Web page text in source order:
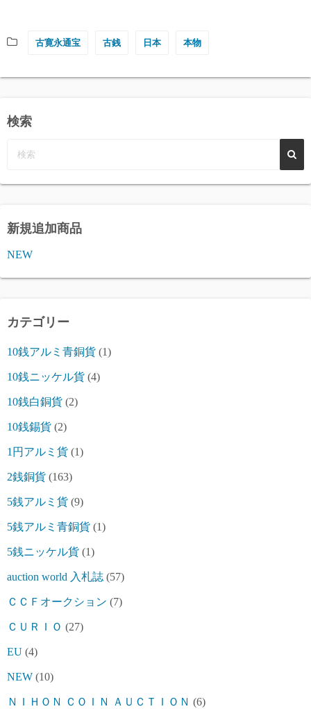
古寛永通宝 古銭 日本 本物
検索
新規追加商品
NEW
カテゴリー
10銭アルミ青銅貨 (1)
10銭ニッケル貨 (4)
10銭白銅貨 (2)
10銭錫貨 (2)
1円アルミ貨 (1)
2銭銅貨 (163)
5銭アルミ貨 (9)
5銭アルミ青銅貨 (1)
5銭ニッケル貨 (1)
auction world 入札誌 (57)
ＣＣＦオークション (7)
ＣＵＲＩＯ (27)
EU (4)
NEW (10)
ＮＩＨＯＮ ＣＯＩＮ ＡＵＣＴＩＯＮ (6)